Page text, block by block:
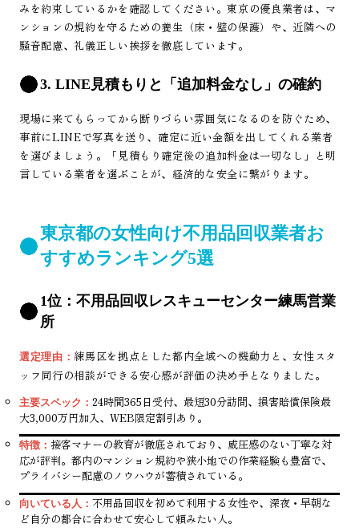
みを約束しているかを確認してください。東京の優良業者は、マ
ンションの規約を守るための養生（床・壁の保護）や、近隣への
騒音配慮、礼儀正しい挨拶を徹底しています。
3. LINE見積もりと「追加料金なし」の確約
現場に来てもらってから断りづらい雰囲気になるのを防ぐため、
事前にLINEで写真を送り、確定に近い金額を出してくれる業者
を選びましょう。「見積もり確定後の追加料金は一切なし」と明
言している業者を選ぶことが、経済的な安全に繋がります。
東京都の女性向け不用品回収業者お
すすめランキング5選
1位：不用品回収レスキューセンター練馬営業
所
選定理由： 練馬区を拠点とした都内全域への機動力と、女性スタ
ッフ同行の相談ができる安心感が評価の決め手となりました。
主要スペック： 24時間365日受付、最短30分訪問、損害賠償保険最
大3,000万円加入、WEB限定割引あり。
特徴： 接客マナーの教育が徹底されており、威圧感のない丁寧な対
応が評判。都内のマンション規約や狭小地での作業経験も豊富で、
プライバシー配慮のノウハウが蓄積されている。
向いている人： 不用品回収を初めて利用する女性や、深夜・早朝な
ど自分の都合に合わせて安心して頼みたい人。